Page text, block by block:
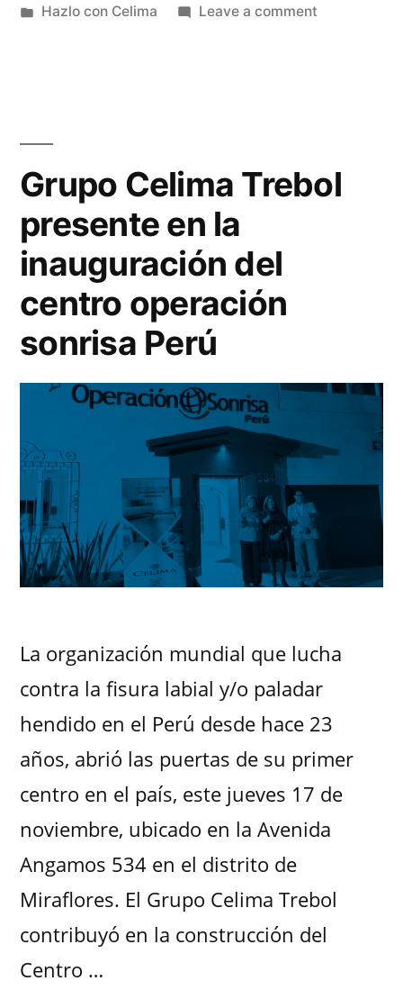
Hazlo con Celima
Leave a comment
Grupo Celima Trebol
presente en la
inauguración del
centro operación
sonrisa Perú
La organización mundial que lucha
contra la fisura labial y/o paladar
hendido en el Perú desde hace 23
años, abrió las puertas de su primer
centro en el país, este jueves 17 de
noviembre, ubicado en la Avenida
Angamos 534 en el distrito de
Miraflores. El Grupo Celima Trebol
contribuyó en la construcción del
Centro …